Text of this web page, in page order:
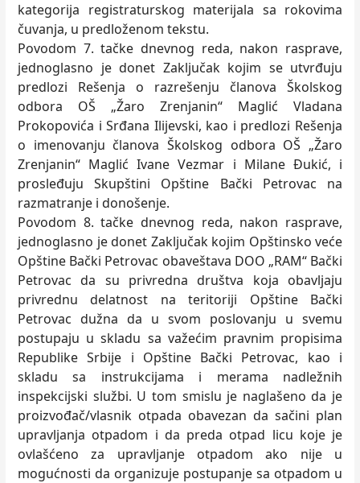
kategorija registraturskog materijala sa rokovima
čuvanja, u predloženom tekstu.
Povodom 7. tačke dnevnog reda, nakon rasprave,
jednoglasno je donet Zaklјučak kojim se utvrđuju
predlozi Rešenja o razrešenju članova Školskog
odbora OŠ „Žaro Zrenjanin“ Maglić Vladana
Prokopovića i Srđana Ilijevski, kao i predlozi Rešenja
o imenovanju članova Školskog odbora OŠ „Žaro
Zrenjanin“ Maglić Ivane Vezmar i Milane Đukić, i
prosleđuju Skupštini Opštine Bački Petrovac na
razmatranje i donošenje.
Povodom 8. tačke dnevnog reda, nakon rasprave,
jednoglasno je donet Zaklјučak kojim Opštinsko veće
Opštine Bački Petrovac obaveštava DOO „RAM“ Bački
Petrovac da su privredna društva koja obavlјaju
privrednu delatnost na teritoriji Opštine Bački
Petrovac dužna da u svom poslovanju u svemu
postupaju u skladu sa važećim pravnim propisima
Republike Srbije i Opštine Bački Petrovac, kao i
skladu sa instrukcijama i merama nadležnih
inspekcijski službi. U tom smislu je naglašeno da je
proizvođač/vlasnik otpada obavezan da sačini plan
upravlјanja otpadom i da preda otpad licu koje je
ovlašćeno za upravlјanje otpadom ako nije u
mogućnosti da organizuje postupanje sa otpadom u